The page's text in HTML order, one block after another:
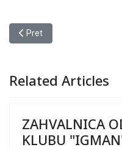
Prethodni članak:
Pret
Related Articles
ZAHVALNICA
KLUBU